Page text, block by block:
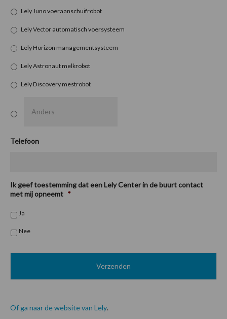
Lely Juno voeraanschuifrobot
Lely Vector automatisch voersysteem
Lely Horizon managementsysteem
Lely Astronaut melkrobot
Lely Discovery mestrobot
Telefoon
Ik geef toestemming dat een Lely Center in de buurt contact
met mij opneemt *
Ja
Nee
Of ga naar de website van Lely.